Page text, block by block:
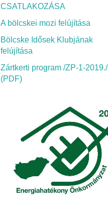
CSATLAKOZÁSA
A bölcskei mozi felújítása
Bölcske Idősek Klubjának
felújítása
Zártkerti program /ZP-1-2019./
(PDF)